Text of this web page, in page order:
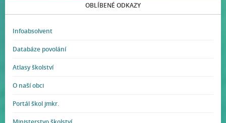
OBLÍBENÉ ODKAZY
Infoabsolvent
Databáze povolání
Atlasy školství
O naší obci
Portál škol jmkr.